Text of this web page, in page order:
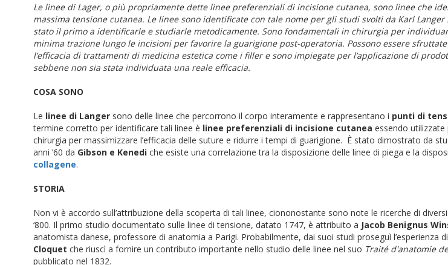
Le linee di Lager, o più propriamente dette linee preferenziali di incisione cutanea, sono linee che
massima tensione cutanea. Le linee sono identificate con tale nome per gli studi svolti da Karl Langer
stato il primo a identificarle e studiarle metodicamente. Sono fondamentali in chirurgia per
minima trazione lungo le incisioni per favorire la guarigione post-operatoria. Possono essere
l’efficacia di trattamenti di medicina estetica come i filler e sono impiegate per l’applicazione di
sebbene non sia stata individuata una reale efficacia.
COSA SONO
Le linee di Langer sono delle linee che percorrono il corpo interamente e rappresentano i punti di
termine corretto per identificare tali linee è linee preferenziali di incisione cutanea essendo utilizzate
chirurgia per massimizzare l’efficacia delle suture e ridurre i tempi di guarigione. È stato dimostrato da
anni ’60 da Gibson e Kenedi che esiste una correlazione tra la disposizione delle linee di piega e la
collagene.
STORIA
Non vi è accordo sull’attribuzione della scoperta di tali linee, ciononostante sono note le ricerche di
‘800. Il primo studio documentato sulle linee di tensione, datato 1747, è attribuito a Jacob Benignus
anatomista danese, professore di anatomia a Parigi. Probabilmente, dai suoi studi proseguì l’esperienza di
Cloquet che riuscì a fornire un contributo importante nello studio delle linee nel suo Traité d'anatomie
pubblicato nel 1832.